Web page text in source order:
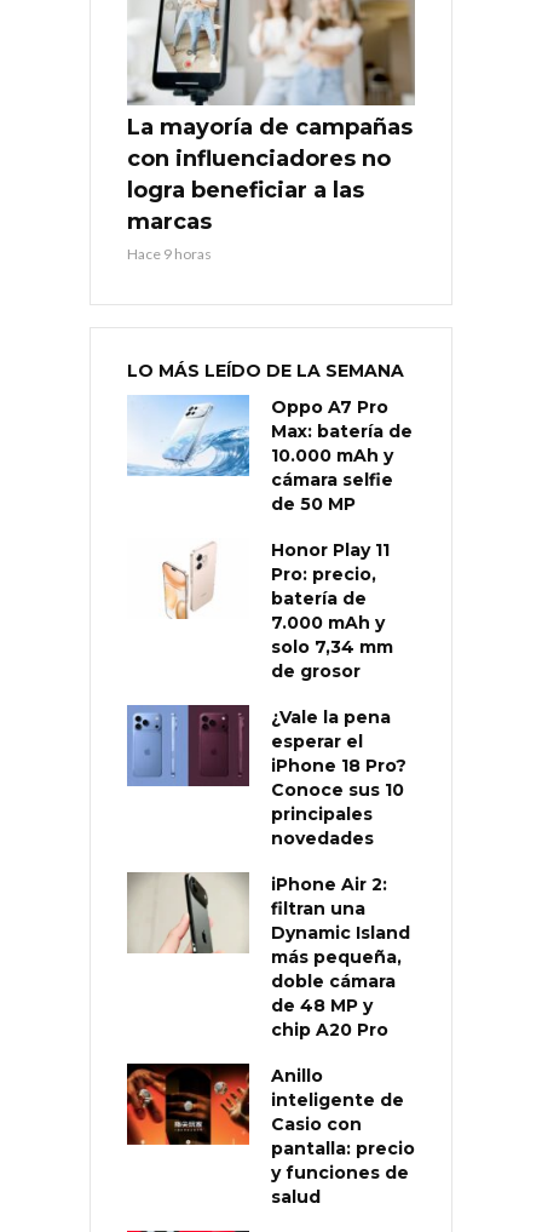
La mayoría de campañas
con influenciadores no
logra beneficiar a las
marcas
Hace 9 horas
LO MÁS LEÍDO DE LA SEMANA
Oppo A7 Pro
Max: batería de
10.000 mAh y
cámara selfie
de 50 MP
Honor Play 11
Pro: precio,
batería de
7.000 mAh y
solo 7,34 mm
de grosor
¿Vale la pena
esperar el
iPhone 18 Pro?
Conoce sus 10
principales
novedades
iPhone Air 2:
filtran una
Dynamic Island
más pequeña,
doble cámara
de 48 MP y
chip A20 Pro
Anillo
inteligente de
Casio con
pantalla: precio
y funciones de
salud